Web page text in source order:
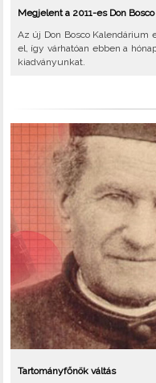
Megjelent a 2011-es Don
Az új Don Bosco
el, így várhatóan ebben a
kiadványunkat.
Tartományfőnök váltás